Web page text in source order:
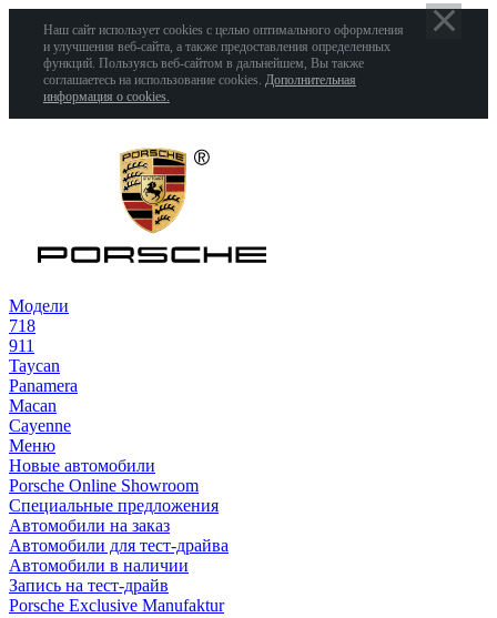
Наш сайт использует cookies с целью оптимального оформления
и улучшения веб-сайта, а также предоставления определенных
функций. Пользуясь веб-сайтом в дальнейшем, Вы также
соглашаетесь на использование cookies. Дополнительная
информация о cookies.
Модели
718
911
Taycan
Panamera
Macan
Cayenne
Меню
Новые автомобили
Porsche Online Showroom
Специальные предложения
Автомобили на заказ
Автомобили для тест-драйва
Автомобили в наличии
Запись на тест-драйв
Porsche Exclusive Manufaktur